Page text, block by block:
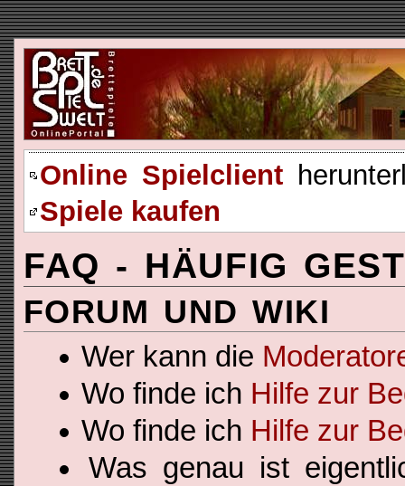
Online Spielclient
Spiele kaufen
FAQ - HÄUFIG
FORUM UND WIKI
Wer kann die
Wo finde ich Hilfe zur
Wo finde ich Hilfe zur
Was genau ist